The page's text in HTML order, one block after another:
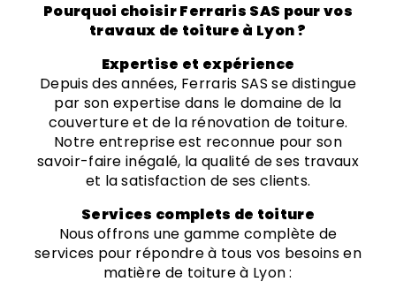
Pourquoi choisir Ferraris SAS pour vos
travaux de toiture à Lyon ?
Expertise et expérience
Depuis des années, Ferraris SAS se distingue
par son expertise dans le domaine de la
couverture et de la rénovation de toiture.
Notre entreprise est reconnue pour son
savoir-faire inégalé, la qualité de ses travaux
et la satisfaction de ses clients.
Services complets de toiture
Nous offrons une gamme complète de
services pour répondre à tous vos besoins en
matière de toiture à Lyon :